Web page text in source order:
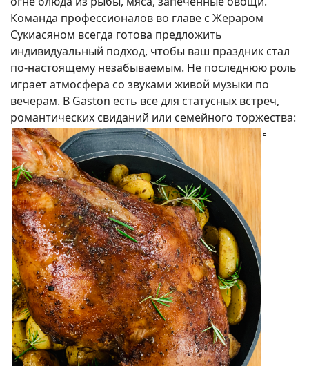
Команда профессионалов во главе с Жераром
Сукиасяном всегда готова предложить
индивидуальный подход, чтобы ваш праздник стал
по-настоящему незабываемым. Не последнюю роль
играет атмосфера со звуками живой музыки по
вечерам. В Gaston есть все для статусных встреч,
романтических свиданий или семейного торжества:
▫️